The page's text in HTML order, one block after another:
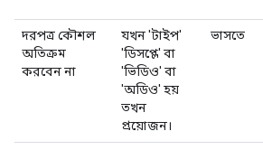
দরপত্র কৌশল
অতিক্রম
করবেন না
যখন 'টাইপ'
'ডিসপ্লে' বা
'ভিডিও' বা
'অডিও' হয়
তখন
প্রয়োজন।
ভাসতে